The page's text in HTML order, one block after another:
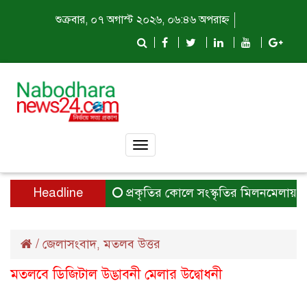
শুক্রবার, ০৭ অগাস্ট ২০২৬, ০৬:৪৬ অপরাহ্ন
Toggle
Headline প্রকৃতির কোলে সংস্কৃতির মিলনমেলায়
/ জেলাসংবাদ,মতলব উত্তর
মতলবে ডিজিটাল উদ্ভাবনী মেলার উদ্বোধনী